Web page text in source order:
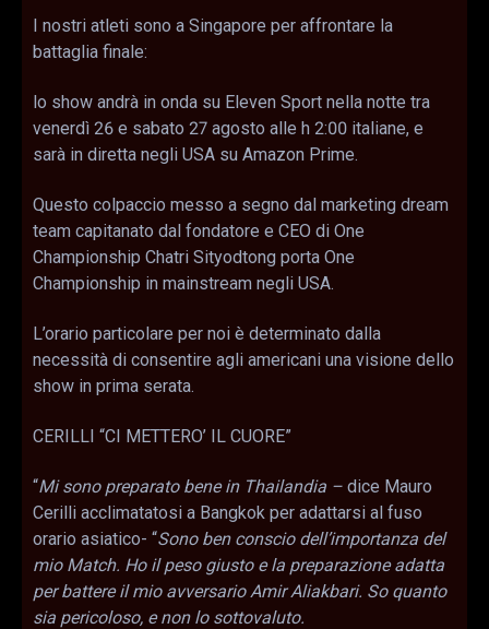
I nostri atleti sono a Singapore per affrontare la
battaglia finale:
lo show andrà in onda su Eleven Sport nella notte tra
venerdì 26 e sabato 27 agosto alle h 2:00 italiane, e
sarà in diretta negli USA su Amazon Prime.
Questo colpaccio messo a segno dal marketing dream
team capitanato dal fondatore e CEO di One
Championship Chatri Sityodtong porta One
Championship in mainstream negli USA.
L’orario particolare per noi è determinato dalla
necessità di consentire agli americani una visione dello
show in prima serata.
CERILLI “CI METTERO’ IL CUORE”
“Mi sono preparato bene in Thailandia – dice Mauro
Cerilli acclimatatosi a Bangkok per adattarsi al fuso
orario asiatico- “Sono ben conscio dell’importanza del
mio Match. Ho il peso giusto e la preparazione adatta
per battere il mio avversario Amir Aliakbari. So quanto
sia pericoloso, e non lo sottovaluto.